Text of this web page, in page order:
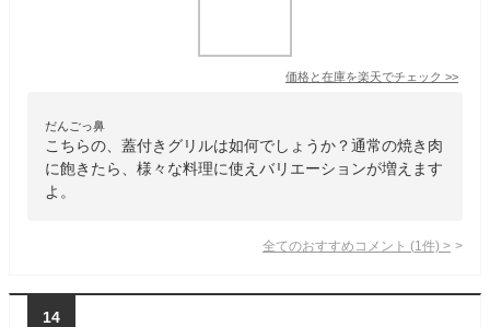
価格と在庫を楽天でチェック >>
だんごっ鼻
こちらの、蓋付きグリルは如何でしょうか？通常の焼き肉
に飽きたら、様々な料理に使えバリエーションが増えます
よ。
全てのおすすめコメント (1 件) >
14